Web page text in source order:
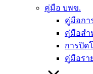
คู่มือ บพข.
คู่มือกา
คู่มือสำ
การปิด
คู่มือรา